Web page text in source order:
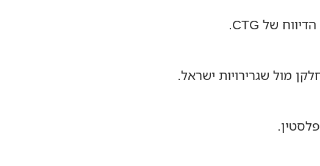
מול שגרירויות ישראל.